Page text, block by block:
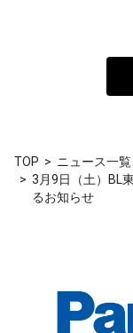
TOP
ニュース一覧
3月9日（土）BL
るお知らせ